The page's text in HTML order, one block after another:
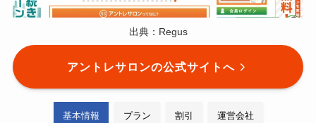
出典：Regus
アントレサロンの公式サイトへ
基本情報 プラン 割引 運営会社